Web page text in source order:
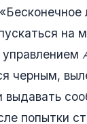
на
черным,
выдавать
попытки